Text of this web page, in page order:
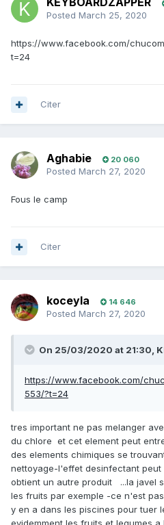
Posted March 25, 2020
https://www.facebook.com/
t=24
Citer
Aghabie 20 060
Posted March 27, 2020
Fous le camp
Citer
koceyla 14 646
Posted March 27, 2020
On 25/03/2020 at 21:30,
https://www.facebook.com/
553/?t=24
tres important ne pas melanger
du chlore et cet element peut
des elements chimiques se
nettoyage-l'effet desinfectant peut
obtient un autre produit ...la javel
les fruits par exemple -ce n'est
y en a dans les piscines pour tuer